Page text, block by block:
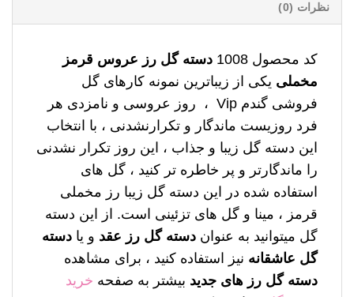
نظرات (0)
کد محصول 1008
دسته گل رز عروس قرمز
مخملی یکی از زیباترین نمونه کارهای گل
فروشی گندم Vip ، روز عروسی و نامزدی هر
فرد روزیست ماندگار و تکرارنشدنی ، با انتخاب
این دسته گل زیبا و جذاب ، این روز تکرار نشدنی
را ماندگارتر و پر خاطره تر کنید ، گل های
استفاده شده در این دسته گل زیبا رز مخملی
قرمز ، مینا و گل های تزئینی است. از این دسته
گل میتوانید به عنوان دسته گل رز عقد و یا دسته
گل عاشقانه نیز استفاده کنید ، برای مشاهده
دسته گل رز های جدید بیشتر به صفحه خرید